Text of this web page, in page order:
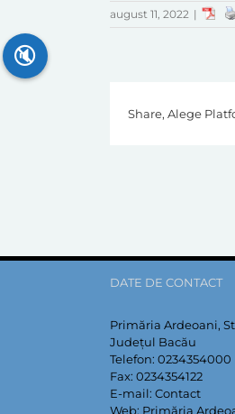
august 11, 2022 |
Share, Alege
DATE DE CONTACT
Primăria Ardeoani,
Județul Bacău
Telefon: 0234354000
Fax: 0234354122
E-mail: Contact
Web: Primăria
🔇